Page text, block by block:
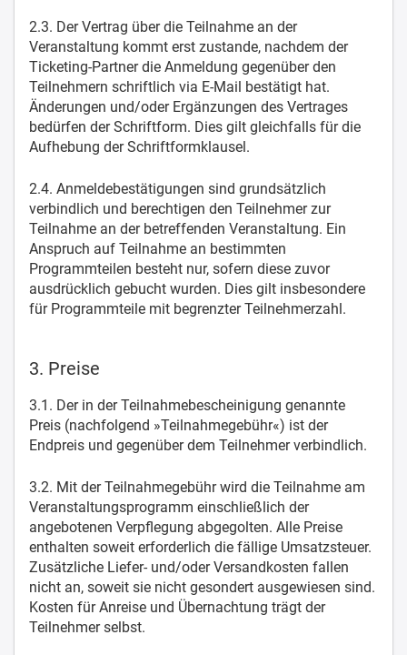
2.3. Der Vertrag über die Teilnahme an der
Veranstaltung kommt erst zustande, nachdem der
Ticketing-Partner die Anmeldung gegenüber den
Teilnehmern schriftlich via E-Mail bestätigt hat.
Änderungen und/oder Ergänzungen des Vertrages
bedürfen der Schriftform. Dies gilt gleichfalls für die
Aufhebung der Schriftformklausel.
2.4. Anmeldebestätigungen sind grundsätzlich
verbindlich und berechtigen den Teilnehmer zur
Teilnahme an der betreffenden Veranstaltung. Ein
Anspruch auf Teilnahme an bestimmten
Programmteilen besteht nur, sofern diese zuvor
ausdrücklich gebucht wurden. Dies gilt insbesondere
für Programmteile mit begrenzter Teilnehmerzahl.
3. Preise
3.1. Der in der Teilnahmebescheinigung genannte
Preis (nachfolgend »Teilnahmegebühr«) ist der
Endpreis und gegenüber dem Teilnehmer verbindlich.
3.2. Mit der Teilnahmegebühr wird die Teilnahme am
Veranstaltungsprogramm einschließlich der
angebotenen Verpflegung abgegolten. Alle Preise
enthalten soweit erforderlich die fällige Umsatzsteuer.
Zusätzliche Liefer- und/oder Versandkosten fallen
nicht an, soweit sie nicht gesondert ausgewiesen sind.
Kosten für Anreise und Übernachtung trägt der
Teilnehmer selbst.